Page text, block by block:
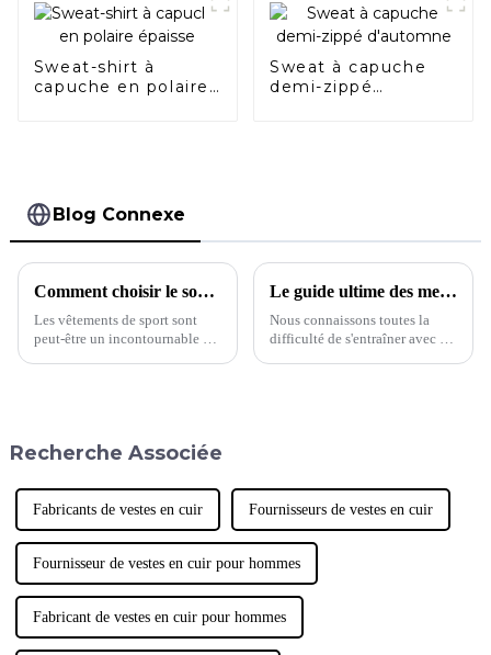
Sweat-shirt à
capuche en polaire
Sweat à capuche
demi-zippé
Blog Connexe
Comment choisir le soutien-gorge de sport qui vous convient
Les vêtements de sport sont
peut-être un incontournable du
n'importe quel autre vêtement
femmes ont tendance à porter
des soutiens-gorge de sport,…
Le guide ultime des meilleurs soutiens-gorge de sport
Nous connaissons toutes la
difficulté de s'entraîner avec un
Recherche Associée
Fabricants de vestes en cuir Fournisseurs de vestes en cuir
Fournisseur de vestes en cuir pour hommes
Fabricant de vestes en cuir pour hommes